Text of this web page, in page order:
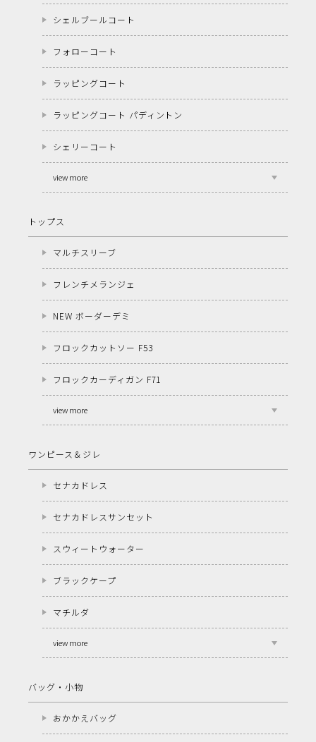
シェルブールコート
フォローコート
ラッピングコート
ラッピングコート パディントン
シェリーコート
view more
トップス
マルチスリーブ
フレンチメランジェ
NEW ボーダーデミ
フロックカットソー F53
フロックカーディガン F71
view more
ワンピース＆ジレ
セナカドレス
セナカドレスサンセット
スウィートウォーター
ブラックケープ
マチルダ
view more
バッグ・小物
おかかえバッグ